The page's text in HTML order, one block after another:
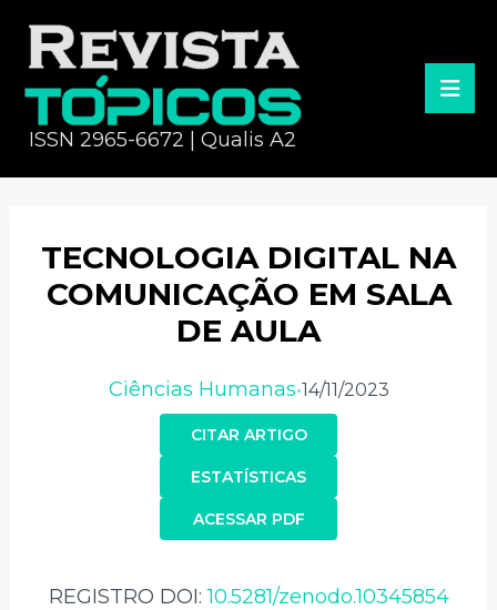
ISSN 2965-6672 | Qualis A2
TECNOLOGIA DIGITAL NA
COMUNICAÇÃO EM SALA
DE AULA
Ciências Humanas•14/11/2023
CITAR ARTIGO
ACESSAR PDF
ESTATÍSTICAS
REGISTRO DOI:10.5281/zenodo.10345854